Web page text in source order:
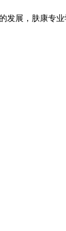
展，肤康专